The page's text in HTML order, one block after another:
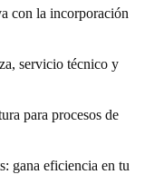
con la incorporación
servicio técnico y
para procesos de
gana eficiencia en tu